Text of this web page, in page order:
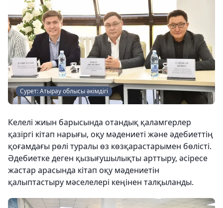
Сурет: Атырау облысы әкімдігі
Келелі жиын барысында отандық қаламгерлер
қазіргі кітап нарығы, оқу мәдениеті және әдебиеттің
қоғамдағы рөлі туралы өз көзқарастарымен бөлісті.
Әдебиетке деген қызығушылықты арттыру, әсіресе
жастар арасында кітап оқу мәдениетін
қалыптастыру мәселелері кеңінен талқыланды.